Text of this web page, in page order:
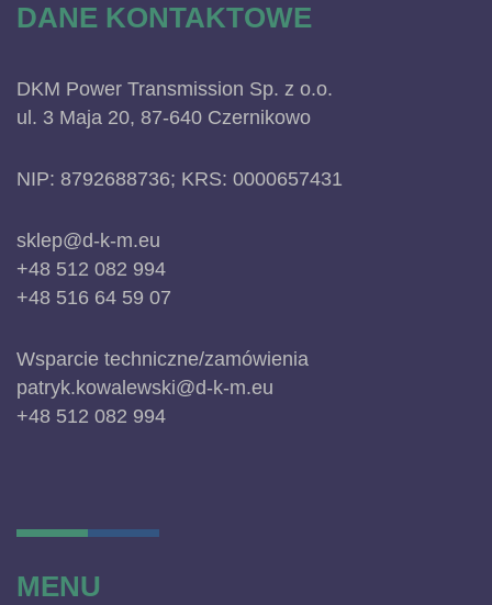
DANE KONTAKTOWE
DKM Power Transmission Sp. z o.o.
ul. 3 Maja 20, 87-640 Czernikowo
NIP: 8792688736; KRS: 0000657431
sklep@d-k-m.eu
+48 512 082 994
+48 516 64 59 07
Wsparcie techniczne/zamówienia
patryk.kowalewski@d-k-m.eu
+48 512 082 994
MENU